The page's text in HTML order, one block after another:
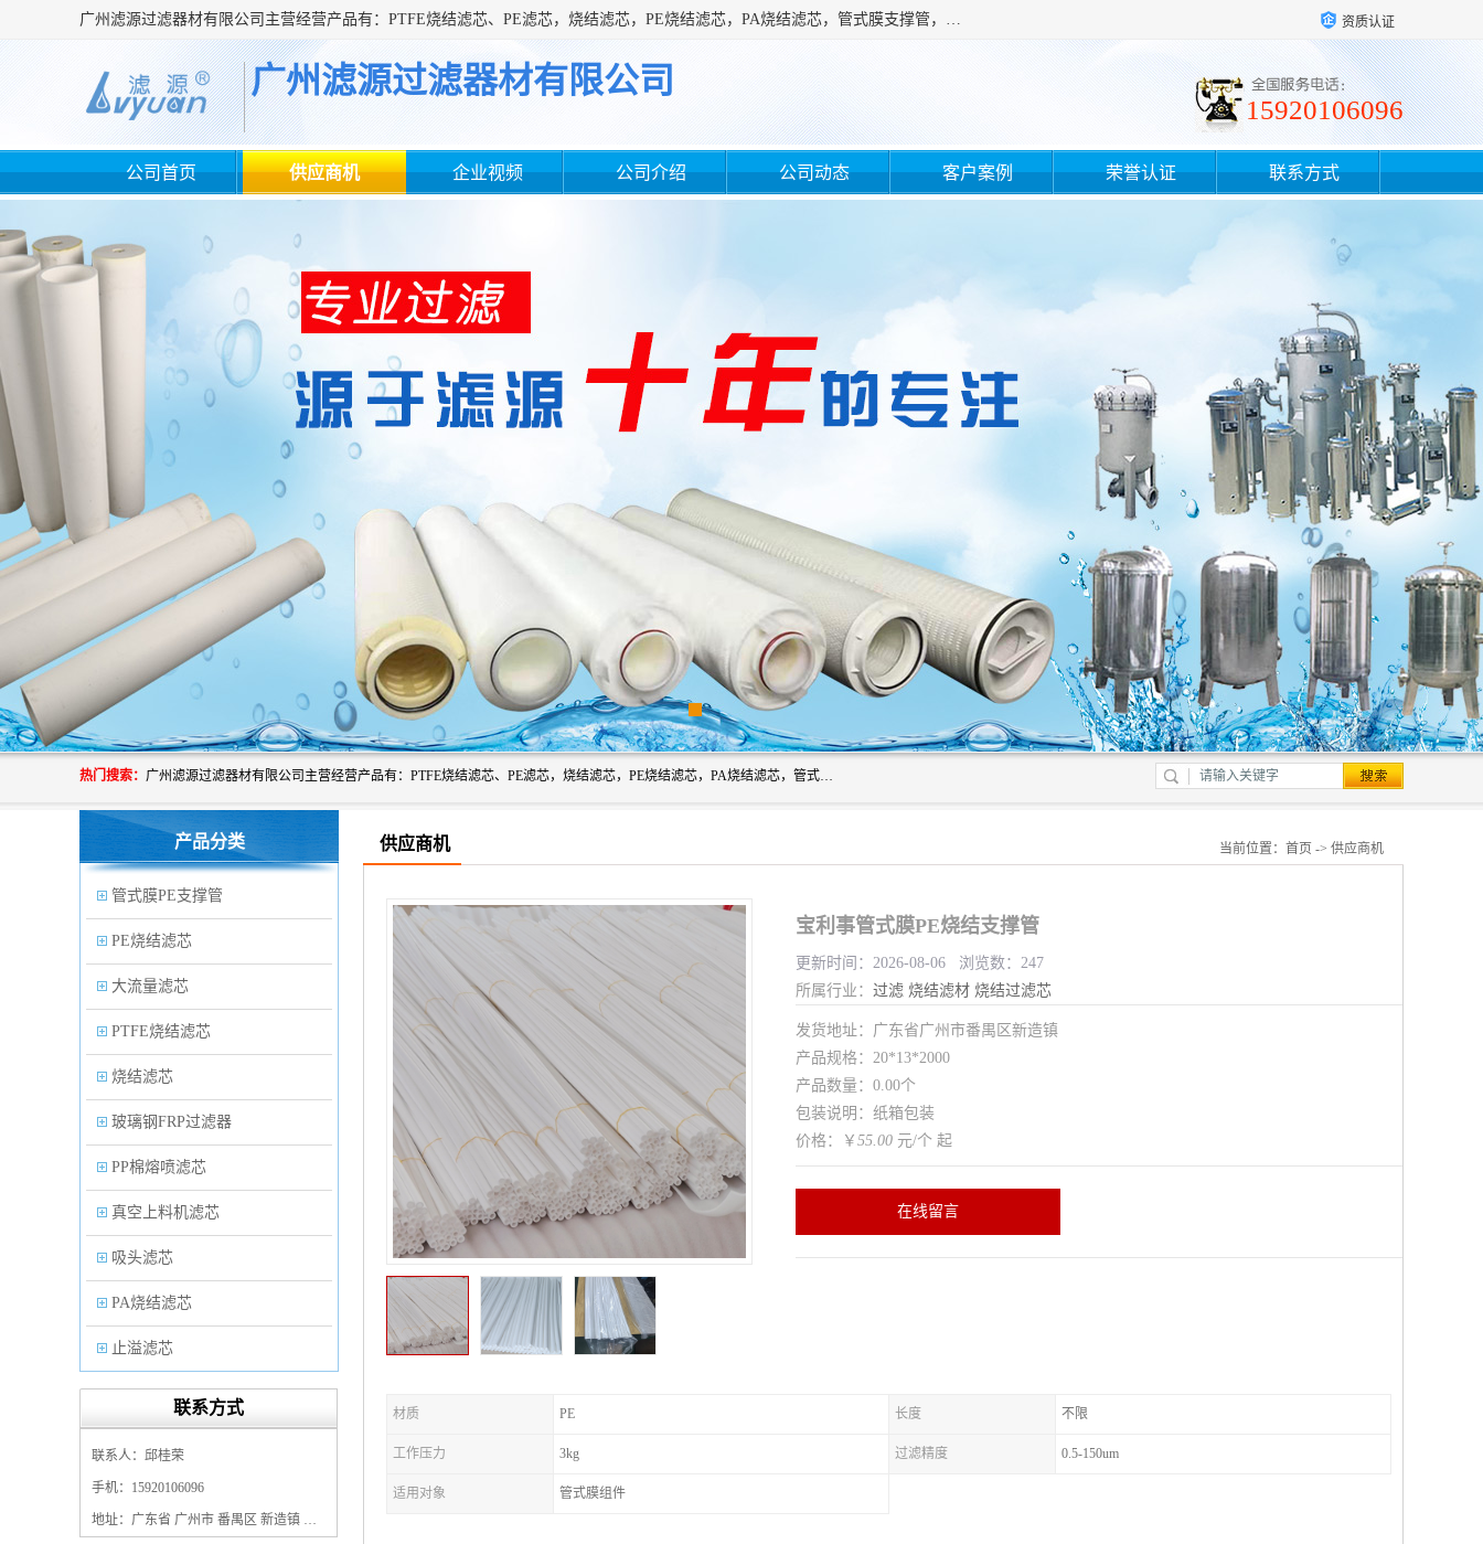
广州滤源过滤器材有限公司主营经营产品有：PTFE烧结滤芯、PE滤芯，烧结滤芯，PE烧结滤芯，PA烧结滤芯，管式膜支撑管，真空上料机滤芯，粉末烧结滤芯，止溢滤芯，吸头滤芯，湿化瓶滤芯、不锈钢烧结滤芯等。公司现拥有一批精干的管理人员和一支高素质的技术队伍，舒适优雅的办公环境和拥有全新现代化标准厂房。 资质认证
广州滤源过滤器材有限公司
15920106096
公司首页 供应商机 企业视频 公司介绍 公司动态 客户案例 荣誉认证 联系方式
热门搜索： 广州滤源过滤器材有限公司主营经营产品有：PTFE烧结滤芯、PE滤芯，烧结滤芯，PE烧结滤芯，PA烧结滤芯，管式膜支撑管，真空上料机滤芯，粉末烧结滤芯，止溢滤芯，吸头滤芯，湿化瓶滤芯、不锈钢烧结滤芯等。公司现拥有一批精干的管理人员和一支高素质的技术队伍，舒适优雅的办公环境和拥有全新现代化标准厂房。
产品分类
管式膜PE支撑管
PE烧结滤芯
大流量滤芯
PTFE烧结滤芯
烧结滤芯
玻璃钢FRP过滤器
PP棉熔喷滤芯
真空上料机滤芯
吸头滤芯
PA烧结滤芯
止溢滤芯
PP塑料过滤器
保安过滤器滤芯
联系方式
联系人：邱桂荣
手机：15920106096
地址：广东省 广州市 番禺区 新造镇 新造镇石角咀街4号三楼之一
供应商机 当前位置： 首页 -> 供应商机
宝利事管式膜PE烧结支撑管
更新时间：2026-08-06 浏览数：247
所属行业： 过滤 烧结滤材 烧结过滤芯
发货地址：广东省广州市番禺区新造镇
产品规格：20*13*2000
产品数量：0.00个
包装说明：纸箱包装
价格：￥ 55.00 元/个 起
在线留言
材质 PE 长度 不限
工作压力 3kg 过滤精度 0.5-150um
适用对象 管式膜组件